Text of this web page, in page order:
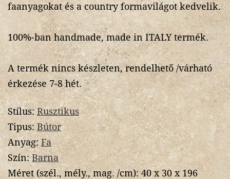
faanyagokat és a country formavilágot kedvelik.
100%-ban handmade, made in ITALY termék.
A termék nincs készleten, rendelhető /várható
érkezése 7-8 hét.
Stílus:Rusztikus
Tipus:Bútor
Anyag:Fa
Szín:Barna
Méret (szél., mély., mag. /cm):40 x 30 x 196